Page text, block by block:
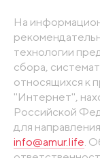
На
технологии
сбора,
относящихся к
"Интернет",
Российской
для
info@amur.life.